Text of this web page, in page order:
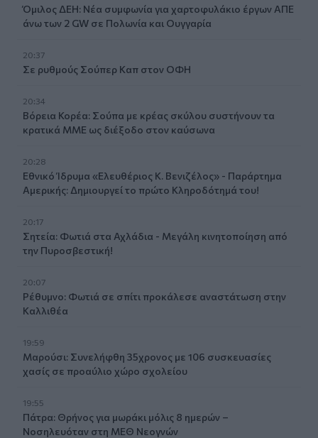
Όμιλος ΔΕΗ: Νέα συμφωνία για χαρτοφυλάκιο έργων ΑΠΕ
άνω των 2 GW σε Πολωνία και Ουγγαρία
20:37
Σε ρυθμούς Σούπερ Καπ στον ΟΦΗ
20:34
Βόρεια Κορέα: Σούπα με κρέας σκύλου συστήνουν τα
κρατικά ΜΜΕ ως διέξοδο στον καύσωνα
20:28
Εθνικό Ίδρυμα «Ελευθέριος Κ. Βενιζέλος» - Παράρτημα
Αμερικής: Δημιουργεί το πρώτο Κληροδότημά του!
20:17
Σητεία: Φωτιά στα Αχλάδια - Μεγάλη κινητοποίηση από
την Πυροσβεστική!
20:07
Ρέθυμνο: Φωτιά σε σπίτι προκάλεσε αναστάτωση στην
Καλλιθέα
19:59
Μαρούσι: Συνελήφθη 35χρονος με 106 συσκευασίες
χασίς σε προαύλιο χώρο σχολείου
19:55
Πάτρα: Θρήνος για μωράκι μόλις 8 ημερών –
Νοσηλευόταν στη ΜΕΘ Νεογνών